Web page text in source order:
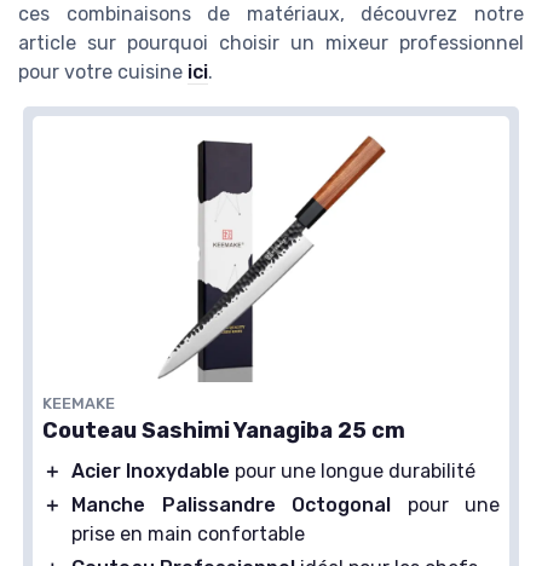
ces combinaisons de matériaux, découvrez notre
article sur pourquoi choisir un mixeur professionnel
pour votre cuisine ici.
KEEMAKE
Couteau Sashimi Yanagiba 25 cm
＋ Acier Inoxydable pour une longue durabilité
＋
Manche Palissandre Octogonal
pour une
prise en main confortable